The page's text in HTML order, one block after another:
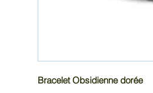
Bracelet Obsidienne dorée